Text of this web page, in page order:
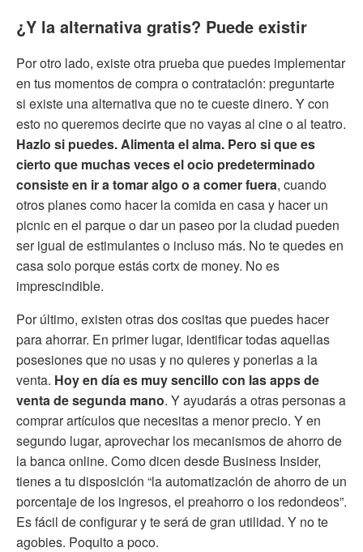
¿Y la alternativa gratis? Puede existir
Por otro lado, existe otra prueba que puedes implementar
en tus momentos de compra o contratación: preguntarte
si existe una alternativa que no te cueste dinero. Y con
esto no queremos decirte que no vayas al cine o al teatro.
Hazlo si puedes. Alimenta el alma. Pero si que es
cierto que muchas veces el ocio predeterminado
consiste en ir a tomar algo o a comer fuera, cuando
otros planes como hacer la comida en casa y hacer un
picnic en el parque o dar un paseo por la ciudad pueden
ser igual de estimulantes o incluso más. No te quedes en
casa solo porque estás cortx de money. No es
imprescindible.
Por último, existen otras dos cositas que puedes hacer
para ahorrar. En primer lugar, identificar todas aquellas
posesiones que no usas y no quieres y ponerlas a la
venta. Hoy en día es muy sencillo con las apps de
venta de segunda mano. Y ayudarás a otras personas a
comprar artículos que necesitas a menor precio. Y en
segundo lugar, aprovechar los mecanismos de ahorro de
la banca online. Como dicen desde Business Insider,
tienes a tu disposición “la automatización de ahorro de un
porcentaje de los ingresos, el preahorro o los redondeos”.
Es fácil de configurar y te será de gran utilidad. Y no te
agobies. Poquito a poco.